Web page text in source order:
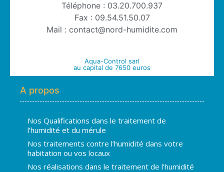
Téléphone : 03.20.700.937
Fax : 09.54.51.50.07
Mail : contact@nord-humidite.com
Aqua-Control sarl
au capital de 7650 euros
A propos
Nos Qualifications dans le traitement de
l’humidité et du mérule
Nos traitements contre l’humidité dans votre
habitation ou vos locaux
Nos réalisations dans le traitement de l’humidité